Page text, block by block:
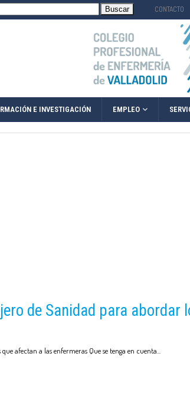
CONTACTO
E INVESTIGACIÓN EMPLEO
de Sanidad para abordar
afectan a las enfermeras Que se tenga en cuenta